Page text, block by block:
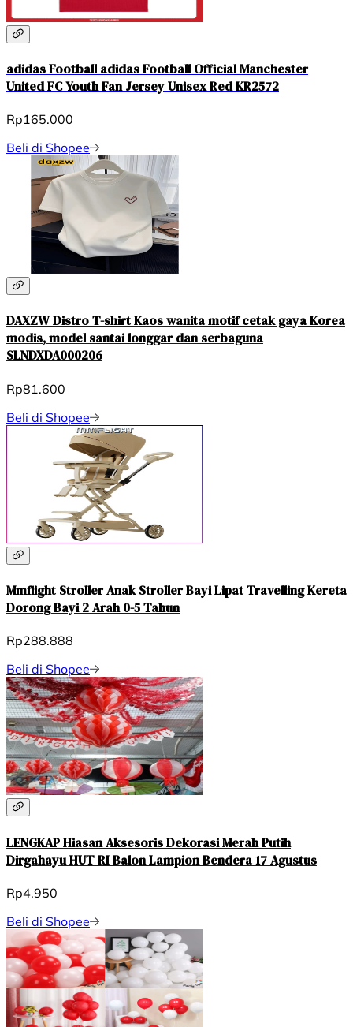
adidas Football adidas Football Official Manchester
United FC Youth Fan Jersey Unisex Red KR2572
Rp165.000
Beli di Shopee
DAXZW Distro T-shirt Kaos wanita motif cetak gaya Korea
modis, model santai longgar dan serbaguna
SLNDXDA000206
Rp81.600
Beli di Shopee
Mmflight Stroller Anak Stroller Bayi Lipat Travelling Kereta
Dorong Bayi 2 Arah 0-5 Tahun
Rp288.888
Beli di Shopee
LENGKAP Hiasan Aksesoris Dekorasi Merah Putih
Dirgahayu HUT RI Balon Lampion Bendera 17 Agustus
Rp4.950
Beli di Shopee